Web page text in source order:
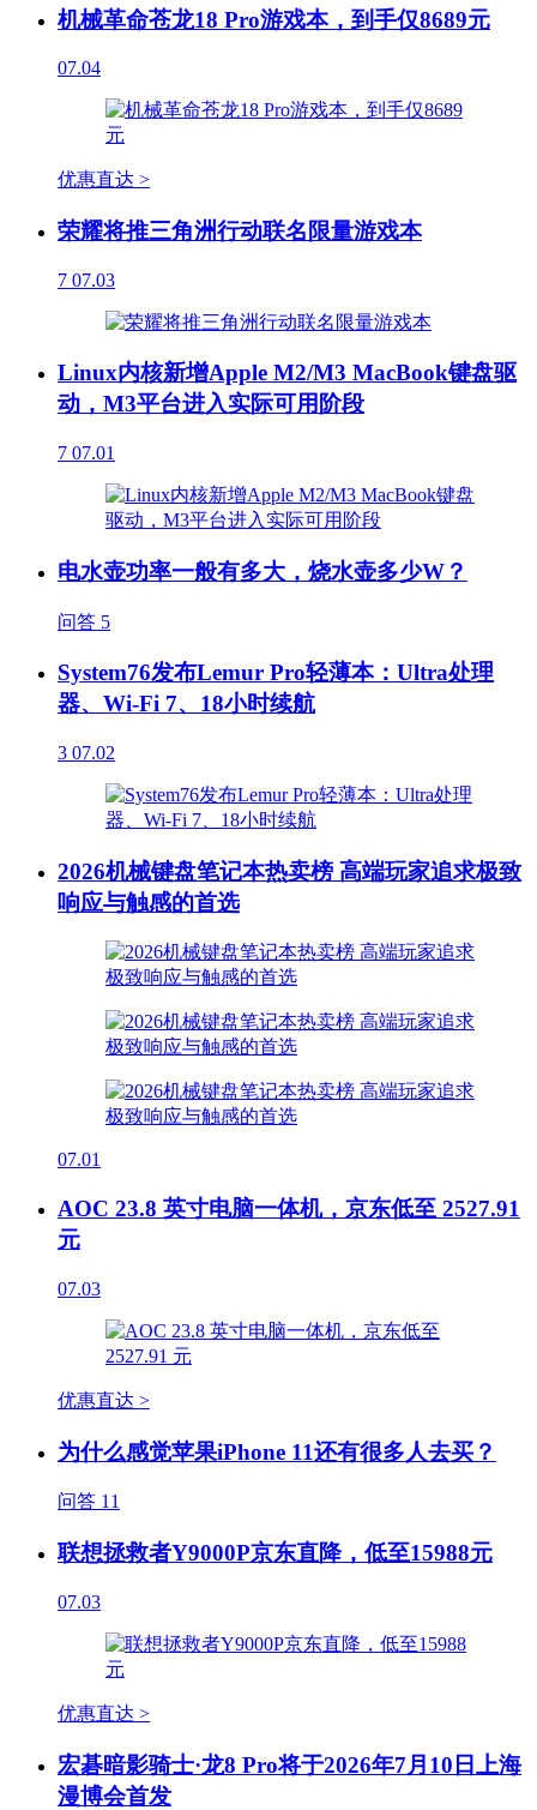
机械革命苍龙18 Pro游戏本，到手仅8689元
07.04
优惠直达 >
荣耀将推三角洲行动联名限量游戏本
7 07.03
Linux内核新增Apple M2/M3 MacBook键盘驱
动，M3平台进入实际可用阶段
7 07.01
电水壶功率一般有多大，烧水壶多少W？
问答 5
System76发布Lemur Pro轻薄本：Ultra处理
器、Wi-Fi 7、18小时续航
3 07.02
2026机械键盘笔记本热卖榜 高端玩家追求极致
响应与触感的首选
07.01
AOC 23.8 英寸电脑一体机，京东低至 2527.91
元
07.03
优惠直达 >
为什么感觉苹果iPhone 11还有很多人去买？
问答 11
联想拯救者Y9000P京东直降，低至15988元
07.03
优惠直达 >
宏碁暗影骑士·龙8 Pro将于2026年7月10日上海
漫博会首发